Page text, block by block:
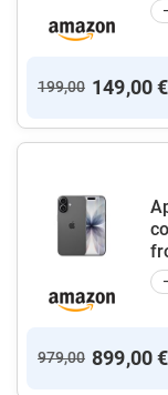
199,00 149,00 €
979,00 899,00 €